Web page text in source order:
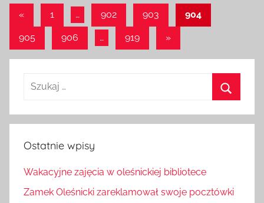
Stronicowanie
wpisów
«Poprzednie
wpisy
1 … 902 903 904
905 906 … 919
Następne
wpisy
»
Szukaj:
Ostatnie wpisy
Wakacyjne zajęcia w oleśnickiej bibliotece
Zamek Oleśnicki zareklamował swoje pocztówki